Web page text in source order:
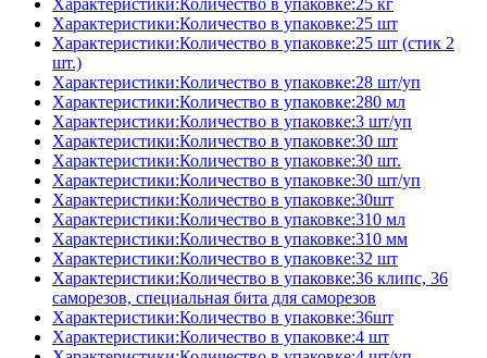
Характеристики:Количество в упаковке:25 кг
Характеристики:Количество в упаковке:25 шт
Характеристики:Количество в упаковке:25 шт (стик 2
шт.)
Характеристики:Количество в упаковке:28 шт/уп
Характеристики:Количество в упаковке:280 мл
Характеристики:Количество в упаковке:3 шт/уп
Характеристики:Количество в упаковке:30 шт
Характеристики:Количество в упаковке:30 шт.
Характеристики:Количество в упаковке:30 шт/уп
Характеристики:Количество в упаковке:30шт
Характеристики:Количество в упаковке:310 мл
Характеристики:Количество в упаковке:310 мм
Характеристики:Количество в упаковке:32 шт
Характеристики:Количество в упаковке:36 клипс, 36
саморезов, специальная бита для саморезов
Характеристики:Количество в упаковке:36шт
Характеристики:Количество в упаковке:4 шт